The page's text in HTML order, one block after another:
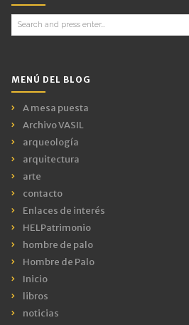
Search
for:
MENÚ DEL BLOG
A mesa puesta
Archivo VASIL
arqueología
arquitectura
arte
contacto
Enlaces de interés
HELPatrimonio
hombre de palo
Hombre de Palo
Inicio
libros
noticias